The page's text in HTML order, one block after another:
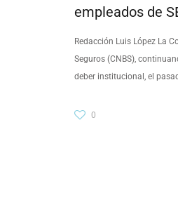
empleados de
Redacción Luis López La
Seguros (CNBS),
deber institucional, el
0